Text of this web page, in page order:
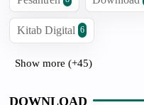
Kitab Digital 6
Show more (+45)
DOWNLOAD